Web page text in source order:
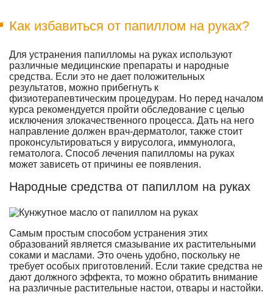
Как избавиться от папиллом на руках?
Для устранения папилломы на руках используют
различные медицинские препараты и народные
средства. Если это не дает положительных
результатов, можно прибегнуть к
физиотерапевтическим процедурам. Но перед началом
курса рекомендуется пройти обследование с целью
исключения злокачественного процесса. Дать на него
направление должен врач-дерматолог, также стоит
проконсультироваться у вирусолога, иммунолога,
гематолога. Способ лечения папилломы на руках
может зависеть от причины ее появления.
Народные средства от папиллом на руках
Самым простым способом устранения этих
образований является смазывание их растительными
соками и маслами. Это очень удобно, поскольку не
требует особых приготовлений. Если такие средства не
дают должного эффекта, то можно обратить внимание
на различные растительные настои, отвары и настойки.